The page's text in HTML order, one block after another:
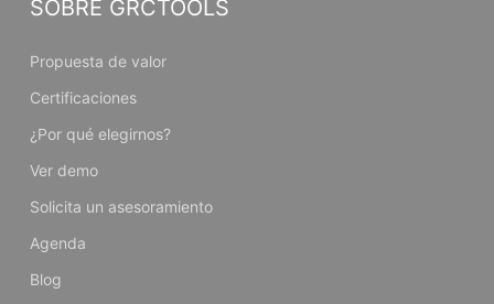
SOBRE GRCTOOLS
Propuesta de valor
Certificaciones
¿Por qué elegirnos?
Ver demo
Solicita un asesoramiento
Agenda
Blog